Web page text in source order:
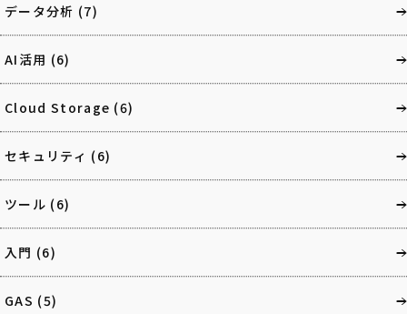
データ分析 (7)
AI活用 (6)
Cloud Storage (6)
セキュリティ (6)
ツール (6)
入門 (6)
GAS (5)